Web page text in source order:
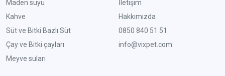
Maden suyu
Kahve
Süt ve Bitki Bazlı Süt
Çay ve Bitki çayları
Meyve suları
İletişim
Hakkımızda
0850 840 51 51
info@vixpet.com